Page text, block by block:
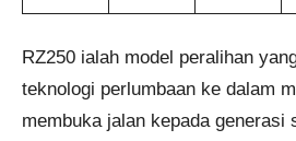
RZ250 ialah model peralihan
teknologi perlumbaan ke dalam
membuka jalan kepada generasi